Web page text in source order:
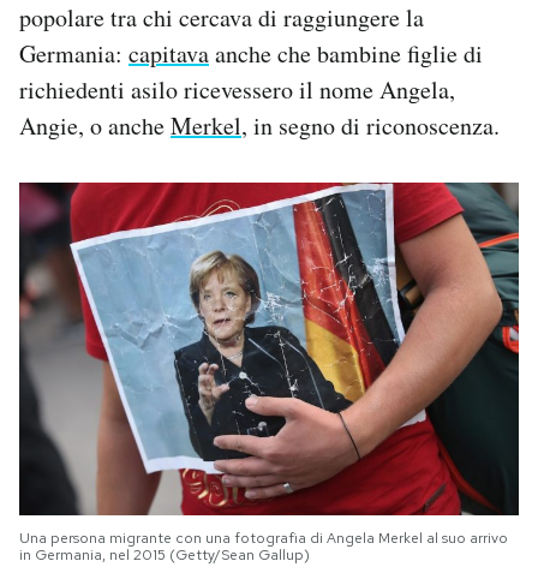
popolare tra chi cercava di raggiungere la
Germania: capitavaanche che bambine figlie di
richiedenti asilo ricevessero il nome Angela,
Angie, o ancheMerkel, in segno di riconoscenza.
Una persona migrante con una fotografia di Angela Merkel al suo arrivo
in Germania, nel 2015 (Getty/Sean Gallup)